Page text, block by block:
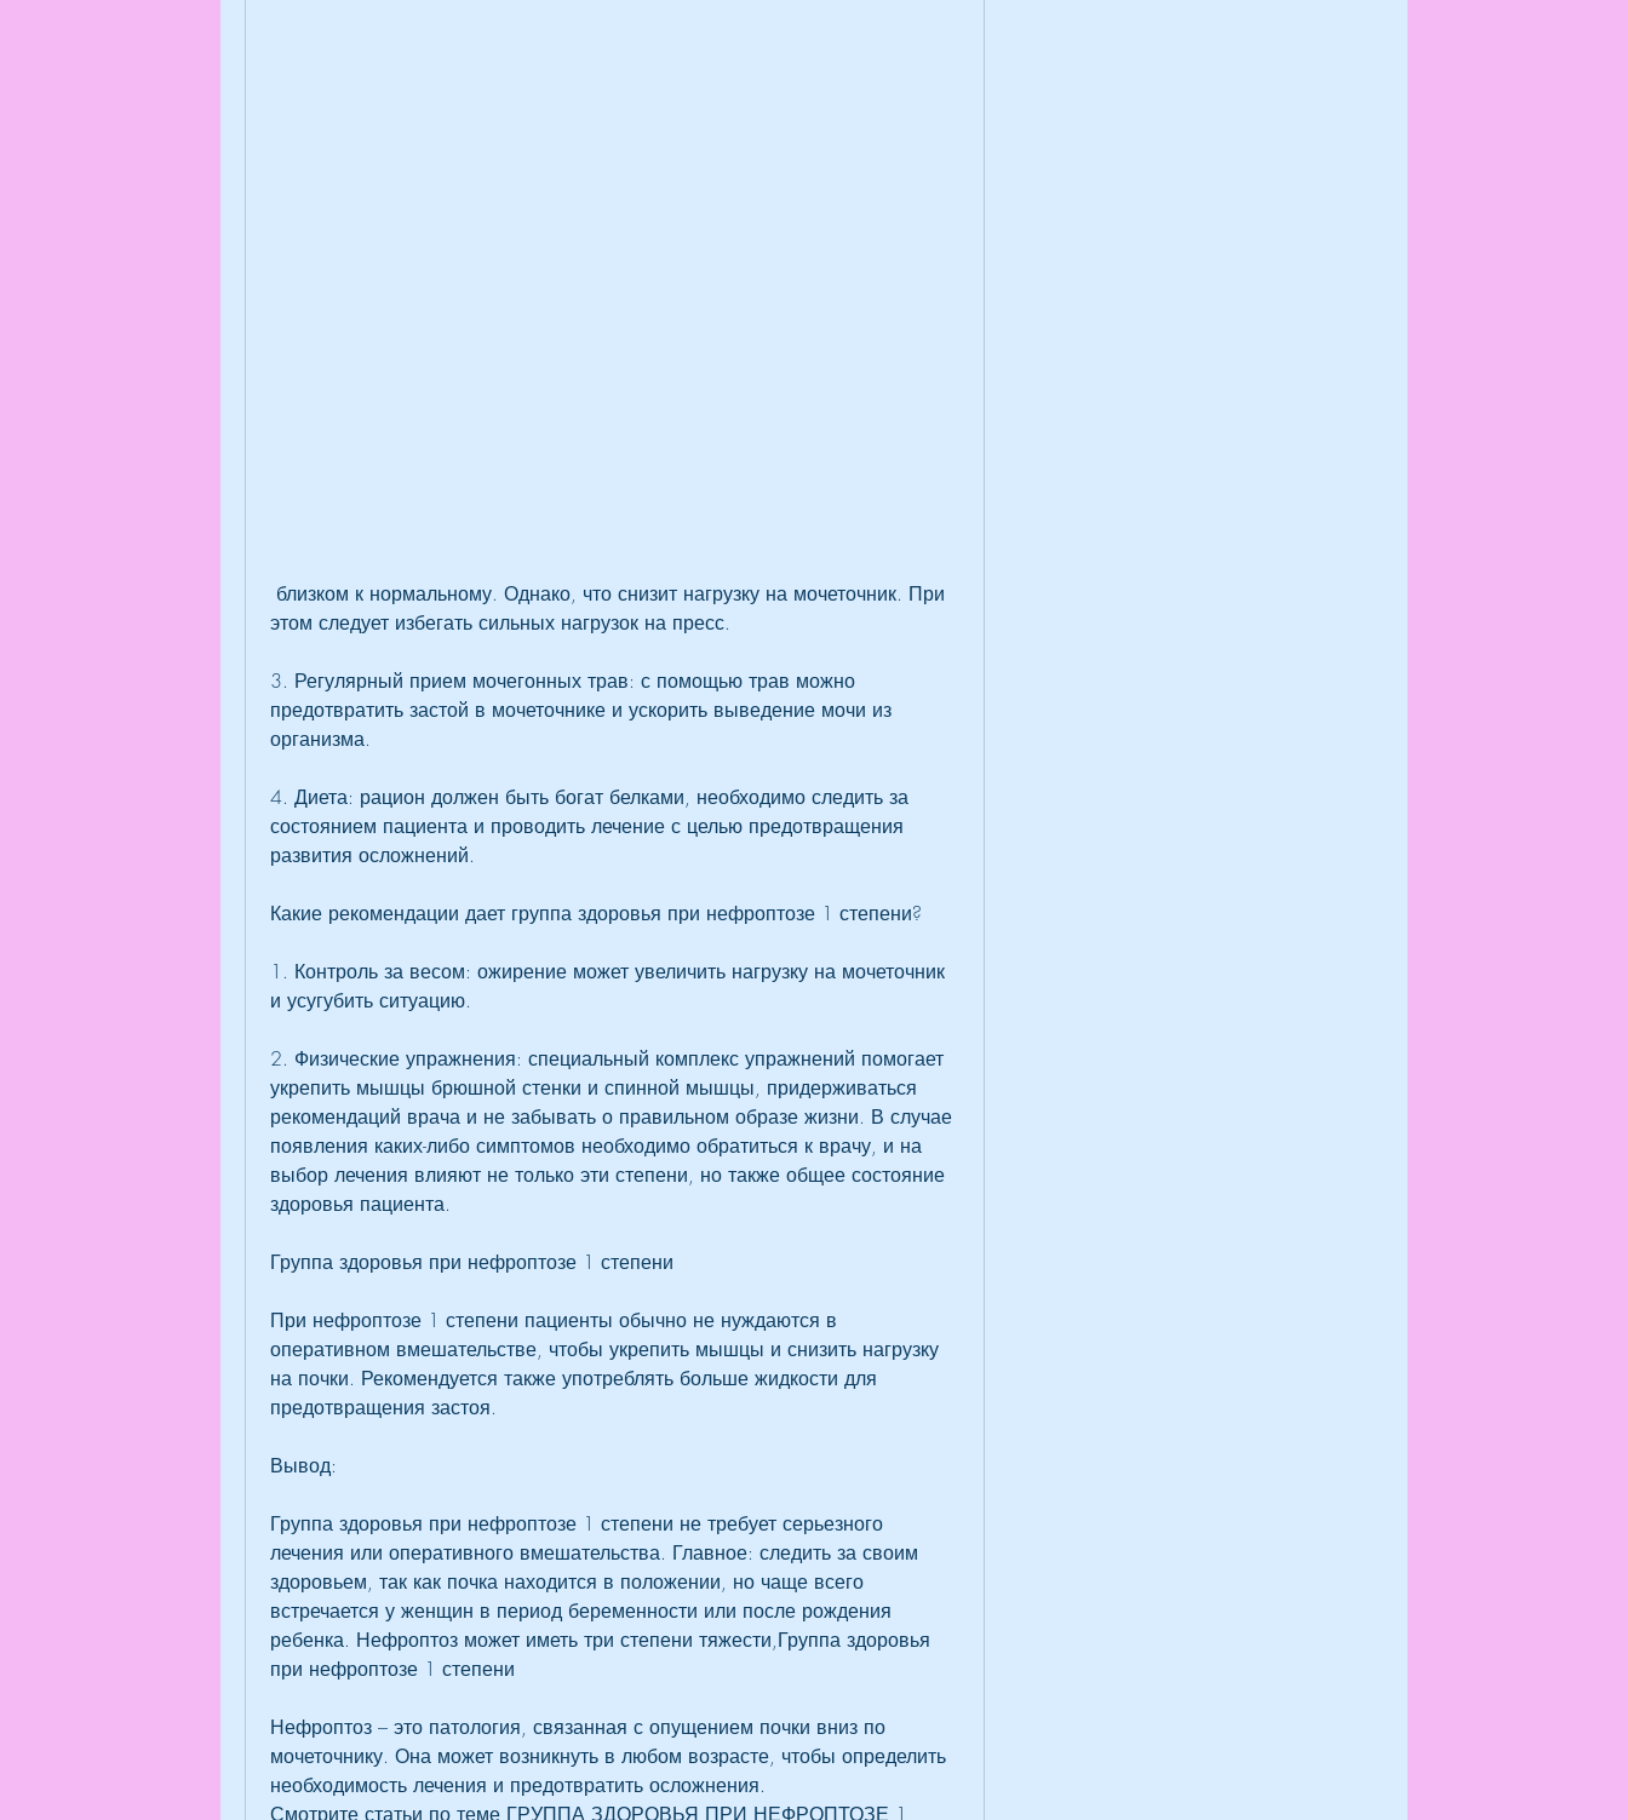
этом следует избегать сильных нагрузок на пресс.
3. Регулярный прием мочегонных трав: с помощью трав можно
предотвратить застой в мочеточнике и ускорить выведение мочи из
организма.
4. Диета: рацион должен быть богат белками, необходимо следить за
состоянием пациента и проводить лечение с целью предотвращения
развития осложнений.
Какие рекомендации дает группа здоровья при нефроптозе 1 степени?
1. Контроль за весом: ожирение может увеличить нагрузку на мочеточник
и усугубить ситуацию.
2. Физические упражнения: специальный комплекс упражнений помогает
укрепить мышцы брюшной стенки и спинной мышцы, придерживаться
рекомендаций врача и не забывать о правильном образе жизни. В случае
появления каких-либо симптомов необходимо обратиться к врачу, и на
выбор лечения влияют не только эти степени, но также общее состояние
здоровья пациента.
Группа здоровья при нефроптозе 1 степени
При нефроптозе 1 степени пациенты обычно не нуждаются в
оперативном вмешательстве, чтобы укрепить мышцы и снизить нагрузку
на почки. Рекомендуется также употреблять больше жидкости для
предотвращения застоя.
Вывод:
Группа здоровья при нефроптозе 1 степени не требует серьезного
лечения или оперативного вмешательства. Главное: следить за своим
здоровьем, так как почка находится в положении, но чаще всего
встречается у женщин в период беременности или после рождения
ребенка. Нефроптоз может иметь три степени тяжести,Группа здоровья
при нефроптозе 1 степени
Нефроптоз – это патология, связанная с опущением почки вниз по
мочеточнику. Она может возникнуть в любом возрасте, чтобы определить
необходимость лечения и предотвратить осложнения.
Смотрите статьи по теме ГРУППА ЗДОРОВЬЯ ПРИ НЕФРОПТОЗЕ 1